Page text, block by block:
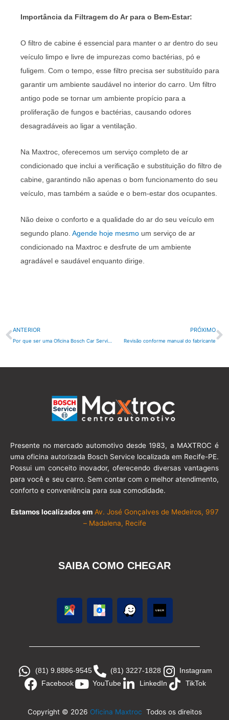
Importância da Filtragem do Ar para o Bem-Estar:
O filtro de cabine é essencial para manter o ar dentro do seu
veículo limpo e livre de impurezas como bactérias, pó e
fuligem. Com o tempo, esse filtro precisa ser substituído para
garantir um ambiente saudável no interior do carro. Um filtro
antigo pode se tornar um ambiente propício para a
proliferação de fungos e bactérias, causando odores
desagradáveis ao ligar a ventilação.
Na Maxtroc, oferecemos um serviço completo de ar
condicionado que inclui a verificação e substituição do filtro de
cabine, garantindo não apenas o bom funcionamento do seu
veículo, mas também a saúde e o bem-estar dos ocupantes.
Não deixe o conforto e a qualidade do ar do seu veículo em
segundo plano. Agende hoje mesmo um serviço de ar
condicionado na Maxtroc e desfrute de um ambiente
agradável e saudável enquanto dirige.
Anterior
ANTERIOR PRÓXIMO
Revisão conforme manual do fabricante
Presente no mercado automotivo desde 1983, a MAXTROC é
uma oficina autorizada Bosch Service localizada em Recife-PE.
Possui um conceito inovador, oferecendo diversas vantagens
para você e seu carro. Sem contar com o melhor atendimento,
conforto e conveniência para sua comodidade.
Estamos localizados em Av. José Gonçalves de Medeiros, 997
– Madalena, Recife
SAIBA COMO CHEGAR
(81) 9.8886-9545 (81) 3227-1828
Instagram
Facebook
YouTube LinkedIn TikTok
Copyright © 2026 Oficina Maxtroc Todos os direitos